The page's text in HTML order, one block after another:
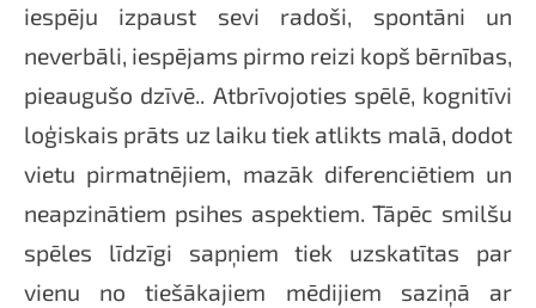
iespēju izpaust sevi radoši, spontāni un
neverbāli, iespējams pirmo reizi kopš bērnības,
pieaugušo dzīvē.. Atbrīvojoties spēlē, kognitīvi
loģiskais prāts uz laiku tiek atlikts malā, dodot
vietu pirmatnējiem, mazāk diferenciētiem un
neapzinātiem psihes aspektiem. Tāpēc smilšu
spēles līdzīgi sapņiem tiek uzskatītas par
vienu no tiešākajiem mēdijiem saziņā ar